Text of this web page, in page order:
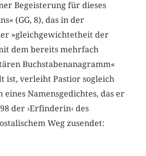
Begeisterung für dieses
(GG, 8), das in der
»gleichgewichtetheit der
dem bereits mehrfach
Buchstabenanagramm«
ist, verleiht Pastior sogleich
eines Namensgedichtes, das er
der ›Erfinderin‹ des
Weg zusendet: